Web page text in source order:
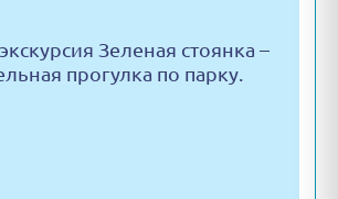
Зеленая стоянка –
прогулка по парку.